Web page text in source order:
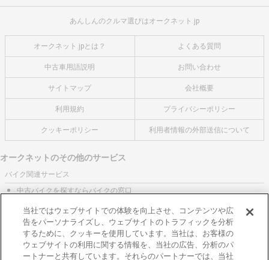
あんしんのクルマ選びはオークネット.jp
オークネット.jpとは？ よくある質問
中古車用語説明 お問い合わせ
サイトマップ 会社概要
利用規約 プライバシーポリシー
クッキーポリシー 利用者情報の外部送信について
オークネットのその他のサービス
バイク関連サービス
中古バイクを探すならバイクの窓口
レンタルバイクに乗るならモトオークレンタルバイク
ブランド関連サービス
ブランド品の買取はギャラリーレア
当社ではウェブサイトでの体験を向上させ、コンテンツや広
告をパーソナライズし、ウェブサイトのトラフィックを分析
するために、クッキーを使用しています。当社は、お客様の
ウェブサイトの利用に関する情報を、当社の広告、分析のパ
ートナーと共有しています。それらのパートナーでは、当社